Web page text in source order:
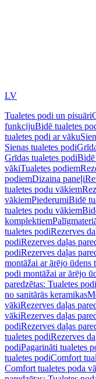
LV
Tualetes podi un pisuāri
funkcijuBidē tualetes
tualetes podi ar vāku
Sienas tualetes podi
Grīdas tualetes podi
vākiTualetes podiem
podiemDizaina paneļi
tualetes podu vākiem
vākiemPiederumiBidē
tualetes podu vākiem
komplektiem
tualetes podiRezerves
podiRezerves daļas
podiRezerves daļas
montāžai ar ārējo ūdens
podi montāžai ar ārējo
paredzētas: Tualetes podi
no sanitārās keramikas
vākiRezerves daļas
vākiRezerves daļas
podiRezerves daļas
tualetes podiRezerves
podiPagarināti tualetes
tualetes podiComfort
Comfort tualetes poda